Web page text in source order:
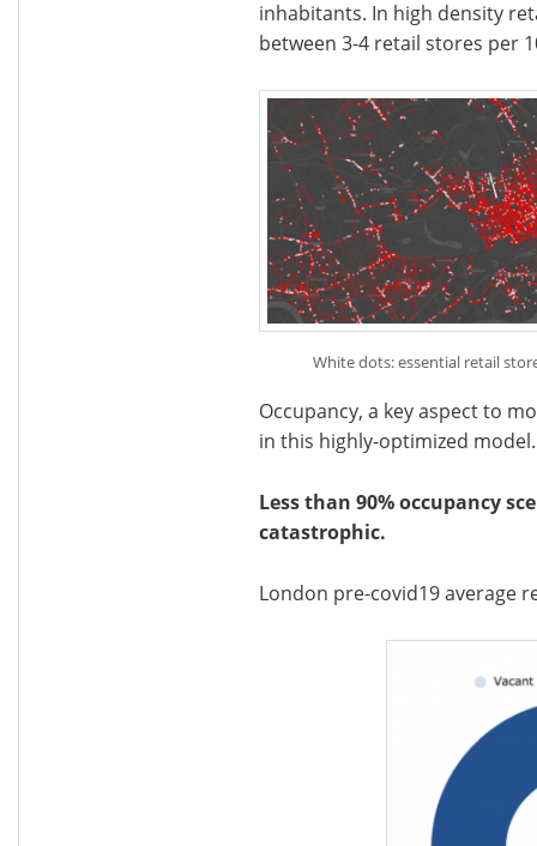
inhabitants. In high density
between 3-4 retail stores per
White dots: essential retail
Occupancy, a key aspect to
in this highly-optimized model.
Less than 90% occupancy
catastrophic.
London pre-covid19 average